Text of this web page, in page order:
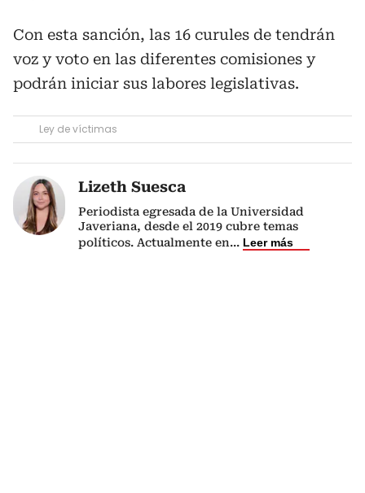
Con esta sanción, las 16 curules de tendrán
voz y voto en las diferentes comisiones y
podrán iniciar sus labores legislativas.
Ley de víctimas
Lizeth Suesca
Periodista egresada de la Universidad
Javeriana, desde el 2019 cubre temas
políticos. Actualmente en... Leer más